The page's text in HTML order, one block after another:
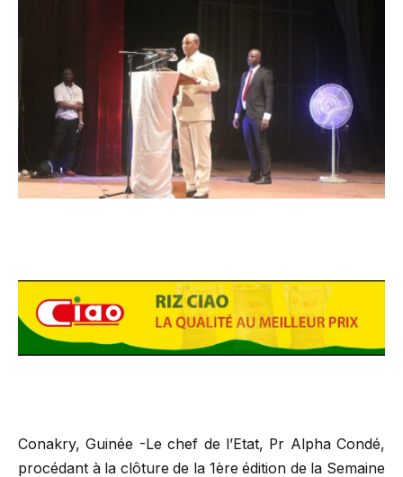
Conakry, Guinée -Le chef de l’Etat, Pr Alpha Condé,
procédant à la clôture de la 1ère édition de la Semaine